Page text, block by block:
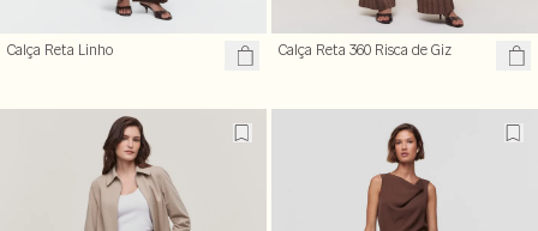
Calça Reta Linho Calça Reta 360 Risca de Giz